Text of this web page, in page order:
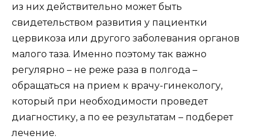
из них действительно может быть
свидетельством развития у пациентки
цервикоза или другого заболевания органов
малого таза. Именно поэтому так важно
регулярно – не реже раза в полгода –
обращаться на прием к врачу-гинекологу,
который при необходимости проведет
диагностику, а по ее результатам – подберет
лечение.